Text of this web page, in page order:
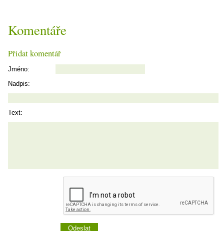
Komentáře
Přidat komentář
Jméno:
Nadpis:
Text: